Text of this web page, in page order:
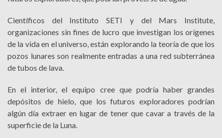
Científicos del Instituto SETI y del Mars Institute,
organizaciones sin fines de lucro que investigan los orígenes
de la vida en el universo, están explorando la teoría de que los
pozos lunares son realmente entradas a una red subterránea
de tubos de lava.
En el interior, el equipo cree que podría haber grandes
depósitos de hielo, que los futuros exploradores podrían
algún día extraer en lugar de tener que cavar a través de la
superficie de la Luna.